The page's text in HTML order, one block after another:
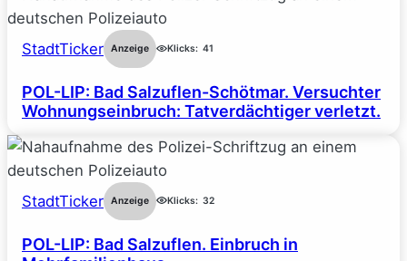
StadtTicker Anzeige Klicks: 41
POL-LIP: Bad Salzuflen-Schötmar. Versuchter
Wohnungseinbruch: Tatverdächtiger verletzt.
StadtTicker Anzeige Klicks: 32
POL-LIP: Bad Salzuflen. Einbruch in